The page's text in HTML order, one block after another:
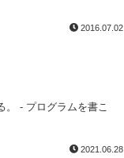
2016.07.02
。 - プログラムを書こ
2021.06.28